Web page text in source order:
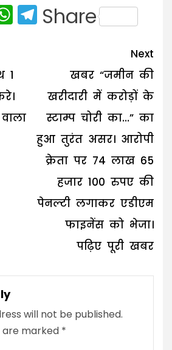
WhatsApp
Telegram
Share
1
Next
खबर “जमीन की
खरीदारी में करोड़ों के
स्टाम्प चोरी का…” का
हुआ तुरंत असर। आरोपी
क्रेता पर 74 लाख 65
हजार 100 रुपए की
पेनल्टी लगाकर एडीएम
फाइनेंस को भेजा।
पढ़िए पूरी खबर
will not be published.
are marked *